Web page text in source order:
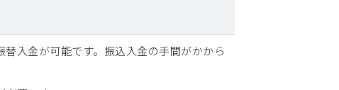
入金が可能です。振込入金の手間がかから